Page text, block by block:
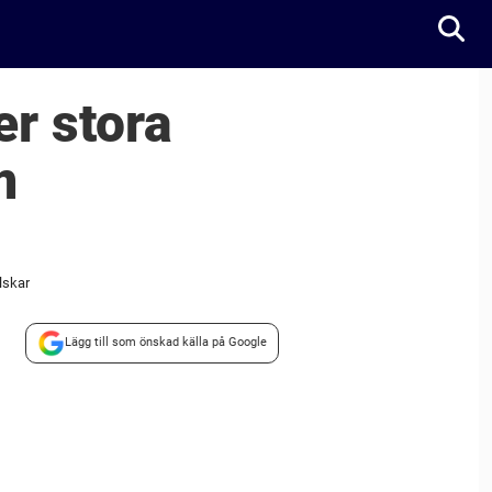
stora
Lägg till som önskad källa på Google